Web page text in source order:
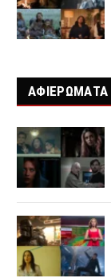
ΑΦΙΕΡΩΜΑΤΑ